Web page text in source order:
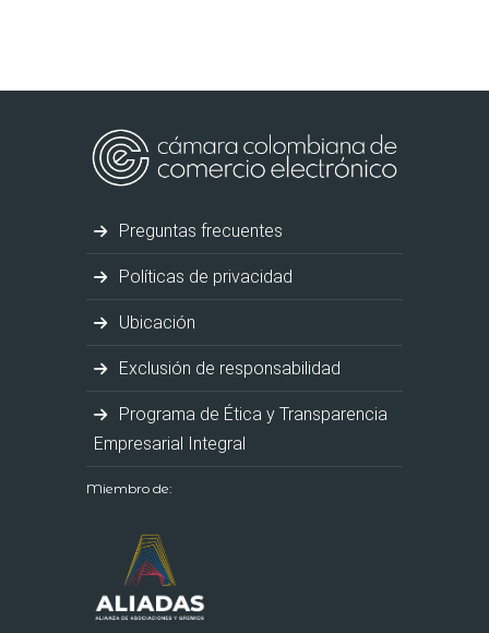
Preguntas frecuentes
Políticas de privacidad
Ubicación
Exclusión de responsabilidad
Programa de Ética y Transparencia
Empresarial Integral
Miembro de: